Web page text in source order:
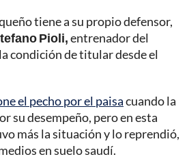
tiene a su propio defensor,
Pioli,entrenador del
condición de titular desde el
el pecho por el paisacuando la
su desempeño, pero en esta
más la situación y lo reprendió,
en suelo saudí.